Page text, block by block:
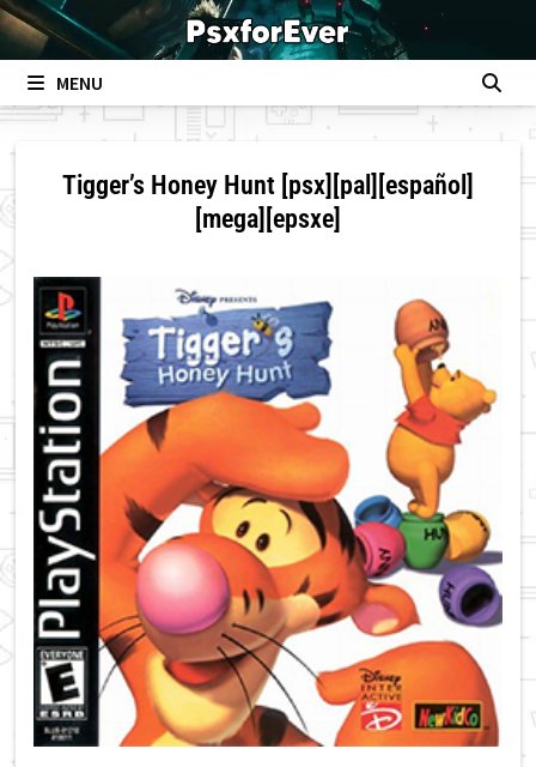
Skip
to
contentMENU
Tigger’s Honey Hunt [psx][pal][español]
[mega][epsxe]